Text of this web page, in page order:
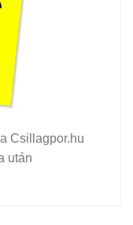
Csillagpor.hu
után